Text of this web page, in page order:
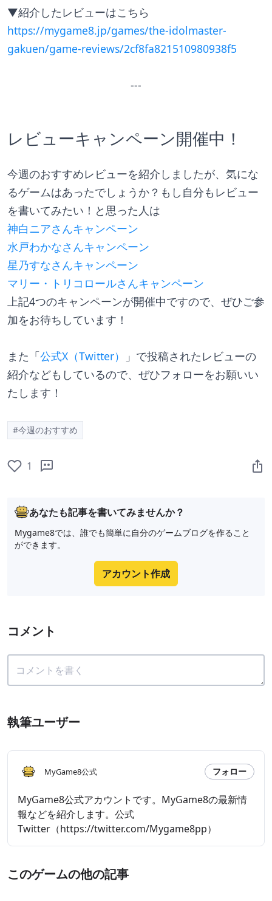
▼紹介したレビューはこちら
https://mygame8.jp/games/the-idolmaster-
gakuen/game-reviews/2cf8fa821510980938f5
---
レビューキャンペーン開催中！
今週のおすすめレビューを紹介しましたが、気にな
るゲームはあったでしょうか？もし自分もレビュー
を書いてみたい！と思った人は
神白ニアさんキャンペーン
水戸わかなさんキャンペーン
星乃すなさんキャンペーン
マリー・トリコロールさんキャンペーン
上記4つのキャンペーンが開催中ですので、ぜひご参
加をお待ちしています！
また「公式X（Twitter）
」で投稿されたレビューの
紹介などもしているので、ぜひフォローをお願いい
たします！
#今週のおすすめ
1
あなたも記事を書いてみませんか？
Mygame8では、誰でも簡単に自分のゲームブログを作ること
ができます。
アカウント作成
コメント
執筆ユーザー
MyGame8公式 フォロー
MyGame8公式アカウントです。MyGame8の最新情
報などを紹介します。公式
Twitter（https://twitter.com/Mygame8pp）
このゲームの他の記事